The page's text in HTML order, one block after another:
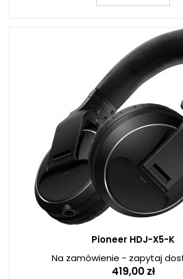
Pioneer HDJ-X5-K
Na zamówienie - zapytaj
419,00 zł